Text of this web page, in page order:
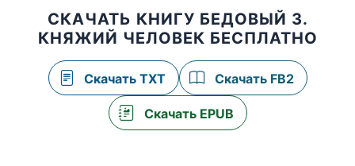
СКАЧАТЬ КНИГУ БЕДОВЫЙ 3.
КНЯЖИЙ ЧЕЛОВЕК БЕСПЛАТНО
Скачать TXT Скачать FB2
Скачать EPUB